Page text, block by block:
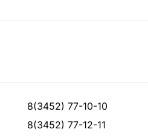
8(3452) 77-10-10
8(3452) 77-12-11